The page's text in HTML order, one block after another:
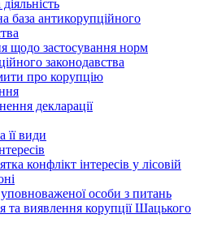
база антикорупційного
щодо застосування норм
законодавства
про корупцію
декларації
її види
конфлікт інтересів у лісовій
уповноваженої особи з питань
та виявлення корупції Шацького